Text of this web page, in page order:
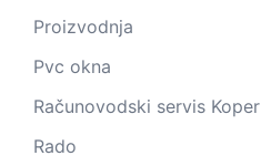
Proizvodnja
Pvc okna
Računovodski servis Koper
Rado